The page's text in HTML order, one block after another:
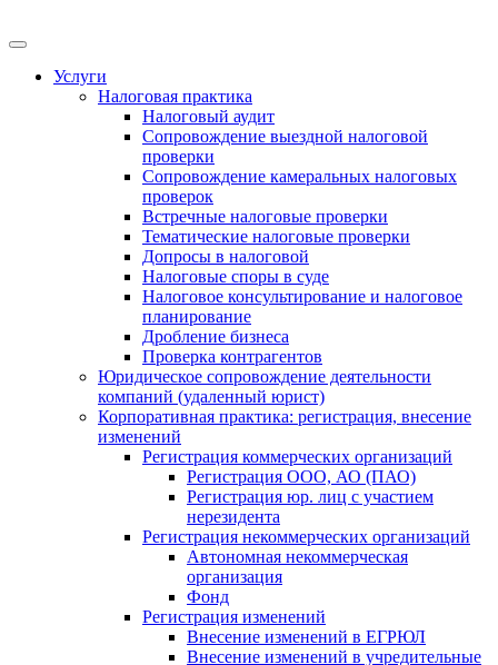
Меню
Услуги
Налоговая практика
Налоговый аудит
Сопровождение выездной налоговой
проверки
Сопровождение камеральных налоговых
проверок
Встречные налоговые проверки
Тематические налоговые проверки
Допросы в налоговой
Налоговые споры в суде
Налоговое консультирование и налоговое
планирование
Дробление бизнеса
Проверка контрагентов
Юридическое сопровождение деятельности
компаний (удаленный юрист)
Корпоративная практика: регистрация, внесение
изменений
Регистрация коммерческих организаций
Регистрация ООО, АО (ПАО)
Регистрация юр. лиц с участием
нерезидента
Регистрация некоммерческих организаций
Автономная некоммерческая
организация
Фонд
Регистрация изменений
Внесение изменений в ЕГРЮЛ
Внесение изменений в учредительные